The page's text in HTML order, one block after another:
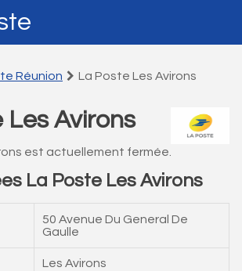
Réunion La Poste Les Avirons
Les Avirons
est actuellement fermée.
La Poste Les Avirons
50 Avenue Du General De
Gaulle
Les Avirons